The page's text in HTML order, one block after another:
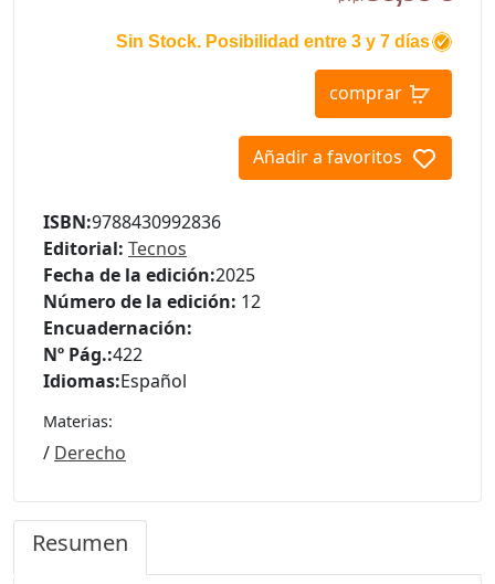
Sin Stock. Posibilidad entre 3 y 7 días
comprar
Añadir a favoritos
ISBN:9788430992836
Editorial: Tecnos
Fecha de la edición:2025
Número de la edición: 12
Encuadernación:
Nº Pág.:422
Idiomas:Español
Materias:
/ Derecho
Resumen